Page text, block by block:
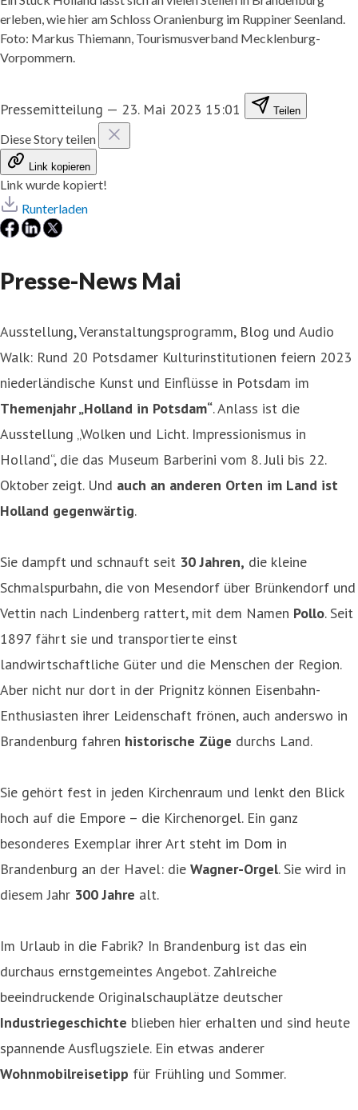
erleben, wie hier am Schloss Oranienburg im Ruppiner Seenland.
Foto: Markus Thiemann, Tourismusverband Mecklenburg-
Vorpommern.
Pressemitteilung — 23. Mai 2023 15:01 Teilen
Diese Story teilen
Link kopieren
Link wurde kopiert!
Runterladen
Presse-News Mai
Ausstellung, Veranstaltungsprogramm, Blog und Audio
Walk: Rund 20 Potsdamer Kulturinstitutionen feiern 2023
niederländische Kunst und Einflüsse in Potsdam im
Themenjahr „Holland in Potsdam“. Anlass ist die
Ausstellung „Wolken und Licht. Impressionismus in
Holland“, die das Museum Barberini vom 8. Juli bis 22.
Oktober zeigt. Und auch an anderen Orten im Land ist
Holland gegenwärtig.
Sie dampft und schnauft seit 30 Jahren, die kleine
Schmalspurbahn, die von Mesendorf über Brünkendorf und
Vettin nach Lindenberg rattert, mit dem Namen Pollo. Seit
1897 fährt sie und transportierte einst
landwirtschaftliche Güter und die Menschen der Region.
Aber nicht nur dort in der Prignitz können Eisenbahn-
Enthusiasten ihrer Leidenschaft frönen, auch anderswo in
Brandenburg fahren historische Züge durchs Land.
Sie gehört fest in jeden Kirchenraum und lenkt den Blick
hoch auf die Empore – die Kirchenorgel. Ein ganz
besonderes Exemplar ihrer Art steht im Dom in
Brandenburg an der Havel: die Wagner-Orgel. Sie wird in
diesem Jahr 300 Jahre alt.
Im Urlaub in die Fabrik? In Brandenburg ist das ein
durchaus ernstgemeintes Angebot. Zahlreiche
beeindruckende Originalschauplätze deutscher
Industriegeschichte blieben hier erhalten und sind heute
spannende Ausflugsziele. Ein etwas anderer
Wohnmobilreisetipp für Frühling und Sommer.